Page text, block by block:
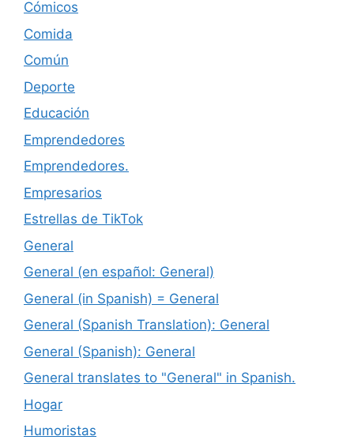
Cómicos
Comida
Común
Deporte
Educación
Emprendedores
Emprendedores.
Empresarios
Estrellas de TikTok
General
General (en español: General)
General (in Spanish) = General
General (Spanish Translation): General
General (Spanish): General
General translates to "General" in Spanish.
Hogar
Humoristas